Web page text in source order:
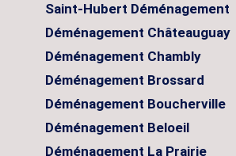
Saint-Hubert Déménagement
Déménagement Châteauguay
Déménagement Chambly
Déménagement Brossard
Déménagement Boucherville
Déménagement Beloeil
Déménagement La Prairie